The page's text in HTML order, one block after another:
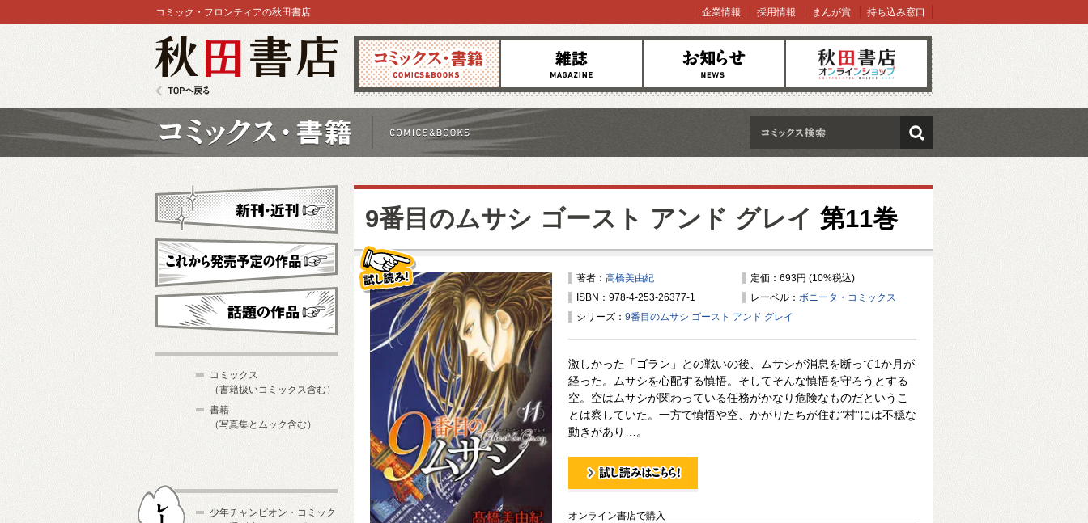
コミックス 雑誌 お知らせ オンラインショップ
コミック・フロンティアの秋田書店 企業情報 採用情報 まんが賞 持ち込み窓口
検索
9番目のムサシ ゴースト アンド グレイ 第11巻
著者： 高橋美由紀
定価：693円 (10%税込)
ISBN：978-4-253-26377-1
レーベル： ボニータ・コミックス
シリーズ： 9番目のムサシ ゴースト アンド グレイ
激しかった「ゴラン」との戦いの後、ムサシが消息を断って1か月が
経った。ムサシを心配する慎悟。そしてそんな慎悟を守ろうとする
空。空はムサシが関わっている任務がかなり危険なものだというこ
とは察していた。一方で慎悟や空、かがりたちが住む”村”には不穏な
動きがあり…。
試し読み！
オンライン書店で購入
新刊・近刊
これから発売予定
コミックス
（書籍扱いコミックス含む）
書籍
（写真集とムック含む）
少年チャンピオン・コミック